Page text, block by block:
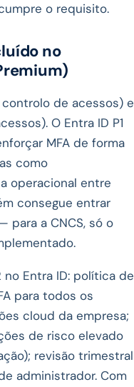
o requisito.
no
de acessos) e
O Entra ID P1
MFA de forma
como
operacional entre
consegue entrar
para a CNCS, só o
no Entra ID: política de
para todos os
cloud da empresa;
de risco elevado
revisão trimestral
administrador. Com